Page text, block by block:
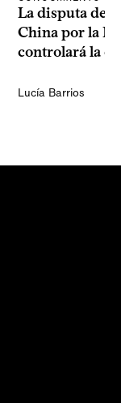
La disputa de
China por la
controlará la
Lucía Barrios